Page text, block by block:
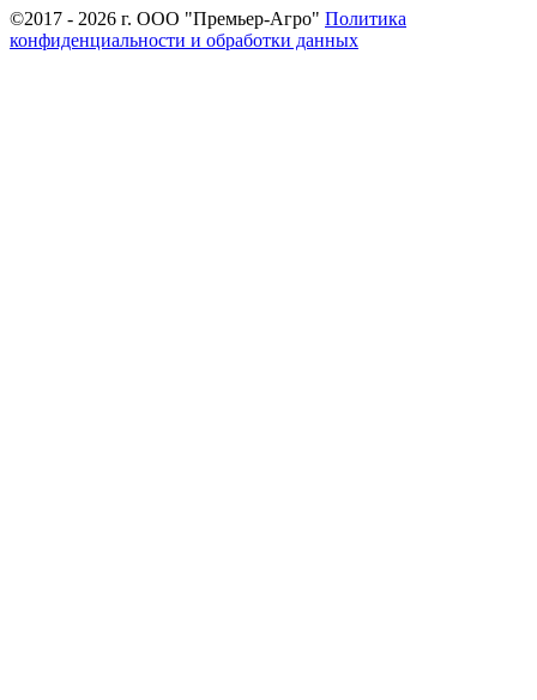
©2017 - 2026 г. ООО "Премьер-Агро" Политика
конфиденциальности и обработки данных